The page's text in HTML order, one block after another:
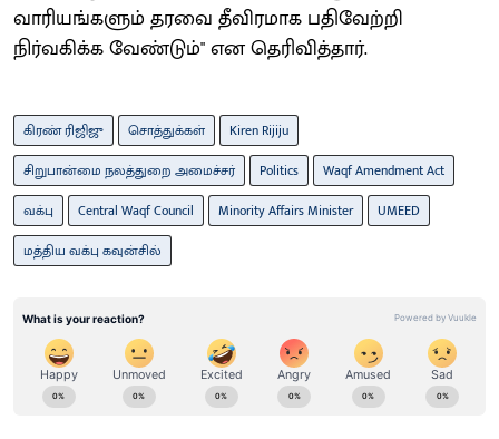
வாரியங்களும் தரவை தீவிரமாக பதிவேற்றி
நிர்வகிக்க வேண்டும்" என தெரிவித்தார்.
கிரண் ரிஜிஜு சொத்துக்கள்
Kiren Rijiju
சிறுபான்மை நலத்துறை அமைச்சர்
Politics
Waqf Amendment Act
வக்பு
Central Waqf Council Minority Affairs Minister
UMEED
மத்திய வக்பு கவுன்சில்